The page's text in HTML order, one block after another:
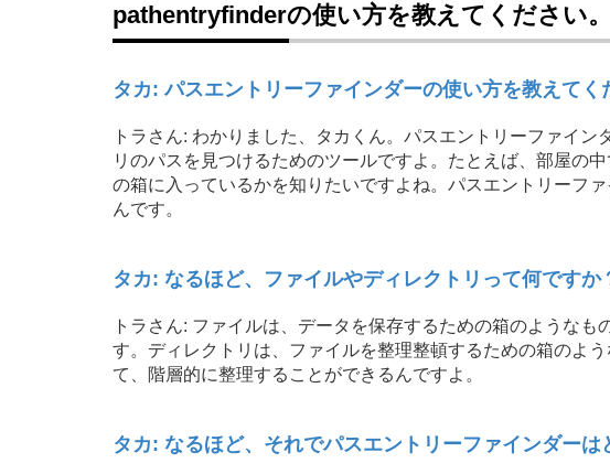
pathentryfinderの使い方を教えてください。
タカ: パスエントリーファインダーの使い方を教えてく
トラさん: わかりました、タカくん。パスエントリーファイ
リのパスを見つけるためのツールですよ。たとえば、部屋の
の箱に入っているかを知りたいですよね。パスエントリーフ
んです。
タカ: なるほど、ファイルやディレクトリって何ですか
トラさん: ファイルは、データを保存するための箱のような
す。ディレクトリは、ファイルを整理整頓するための箱のよ
て、階層的に整理することができるんですよ。
タカ: なるほど、それでパスエントリーファインダーは